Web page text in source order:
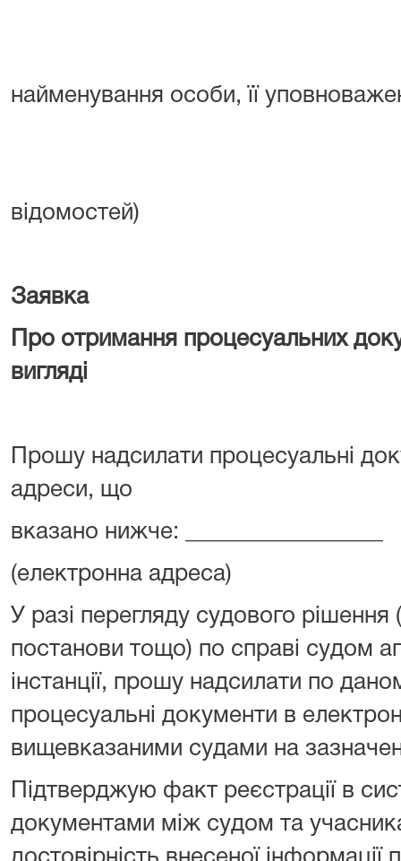
найменування особи, її
відомостей)
Заявка
Про отримання процесуальних
вигляді
Прошу надсилати процесуальні
адреси, що
вказано нижче: _________________
(електронна адреса)
У разі перегляду судового рішення
постанови тощо) по справі судом
інстанції, прошу надсилати по
процесуальні документи в
вищевказаними судами на
Підтверджую факт реєстрації в
документами між судом та